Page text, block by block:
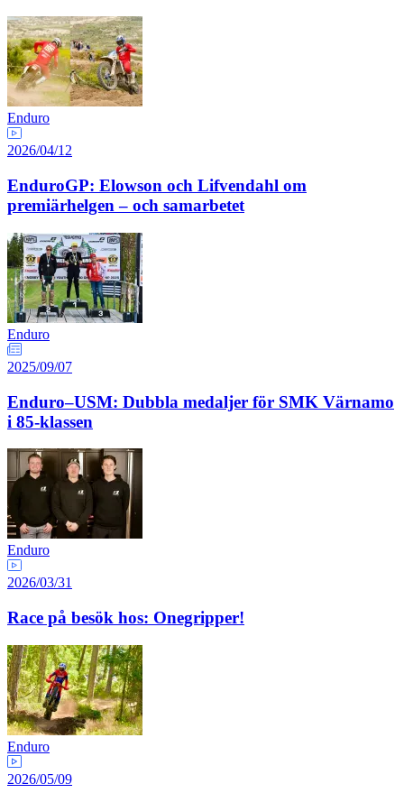
Enduro
2026/04/12
EnduroGP: Elowson och Lifvendahl om
premiärhelgen – och samarbetet
Enduro
2025/09/07
Enduro–USM: Dubbla medaljer för SMK Värnamo
i 85-klassen
Enduro
2026/03/31
Race på besök hos: Onegripper!
Enduro
2026/05/09